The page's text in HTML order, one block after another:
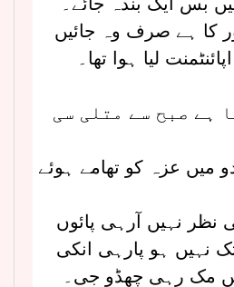
کا ہے صرف وہ جائیں
لیا ہوا تھا۔
ہے صبح سے متلی سی
میں عزہ کو تھامے ہوئے
نظر نہیں آرہی پائوں
نہیں ہو پارہی انکی
مک رہی چھڈو جی۔